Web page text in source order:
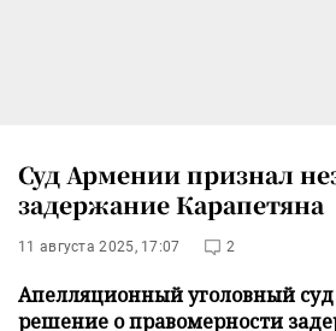
Суд Армении признал
задержание Карапетяна
11 августа 2025, 17:07 2
Апелляционный уголовный
решение о правомерности